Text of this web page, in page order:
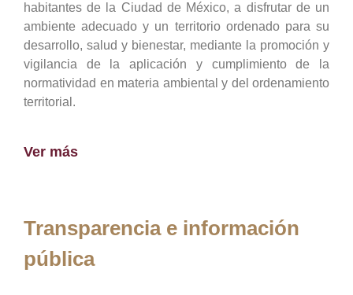
habitantes de la Ciudad de México, a disfrutar de un
ambiente adecuado y un territorio ordenado para su
desarrollo, salud y bienestar, mediante la promoción y
vigilancia de la aplicación y cumplimiento de la
normatividad en materia ambiental y del ordenamiento
territorial.
Ver más
Transparencia e información
pública